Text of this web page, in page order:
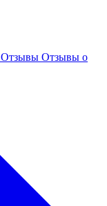
Отзывы Отзывы о